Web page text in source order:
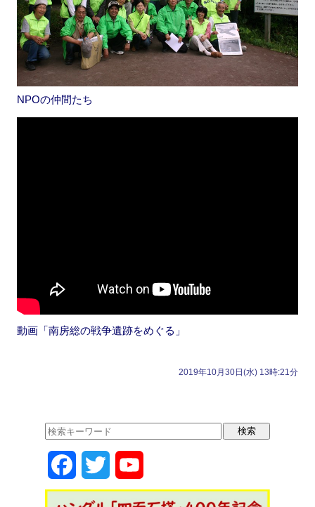
NPOの仲間たち
動画「南房総の戦争遺跡をめぐる」
2019年10月30日(水) 13時:21分
a w o